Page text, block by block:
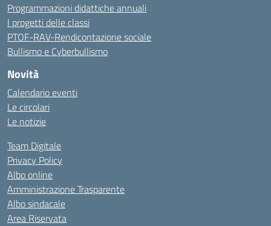
Programmazioni didattiche annuali
I progetti delle classi
PTOF-RAV-Rendicontazione sociale
Bullismo e Cyberbullismo
Novità
Calendario eventi
Le circolari
Le notizie
Team Digitale
Privacy Policy
Albo online
Amministrazione Trasparente
Albo sindacale
Area Riservata